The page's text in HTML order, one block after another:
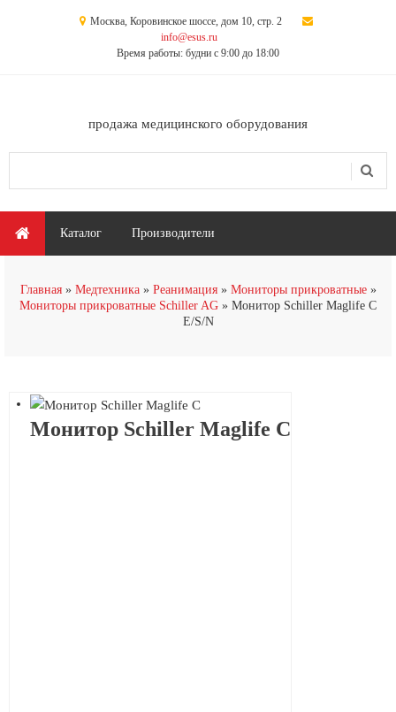
Москва, Коровинское шоссе, дом 10, стр. 2
info@esus.ru
Время работы: будни с 9:00 до 18:00
продажа медицинского оборудования
Главное меню
Каталог Производители
Главная Медтехника Реанимация
Мониторы прикроватные
Мониторы прикроватные Schiller AG
Монитор Schiller Maglife C
E/S/N
Монитор Schiller Maglife C